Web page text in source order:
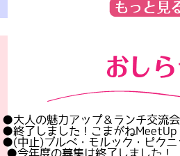
●大人の魅力アップ＆ランチ交流会
●終了しました！こまがね
●(中止)ブルベ・モルック・ピクニ
●今年度の募集は終了しました